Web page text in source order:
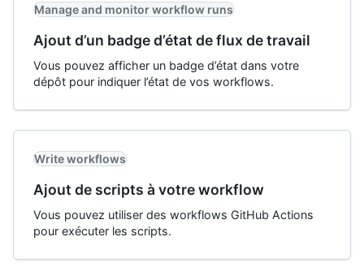
Manage and monitor workflow runs
Ajout d’un badge d’état de flux de travail
Vous pouvez afficher un badge d’état dans votre
dépôt pour indiquer l’état de vos workflows.
Write workflows
Ajout de scripts à votre workflow
Vous pouvez utiliser des workflows GitHub Actions
pour exécuter les scripts.